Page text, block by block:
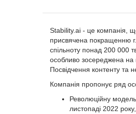
Stability.ai - це компанія,
присвячена покращенню
спільноту понад 200 000
особливо зосереджена на
Посвідчення контенту та
Компанія пропонує ряд
Революційну
листопаді 2022